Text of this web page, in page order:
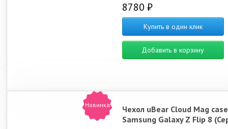
8780 ₽
Купить в один клик
Добавить в корзину
Новинка
Чехол uBear Cloud Mag
Samsung Galaxy Z Flip 8